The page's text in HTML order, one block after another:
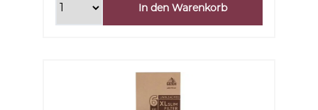
In den Warenkorb